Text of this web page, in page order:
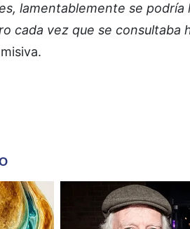
lamentablemente se
cada vez que se consultaba